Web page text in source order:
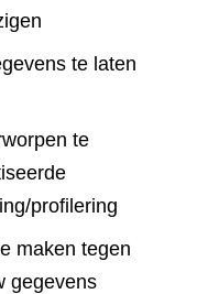
te laten
te
profilering
maken tegen
gegevens